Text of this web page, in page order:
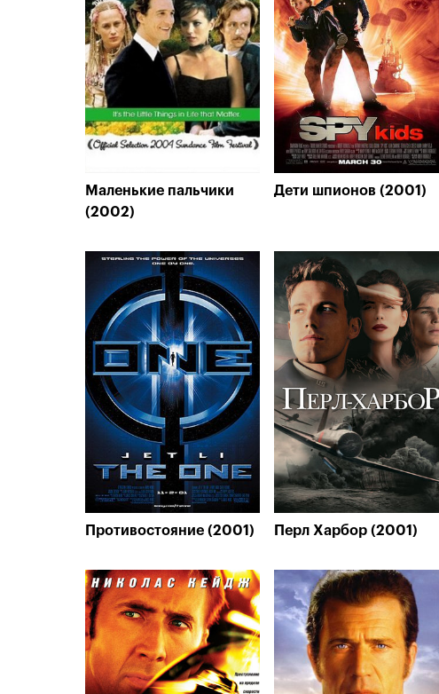
Маленькие пальчики
(2002)
Дети шпионов (2001)
Противостояние (2001) Перл Харбор (2001)